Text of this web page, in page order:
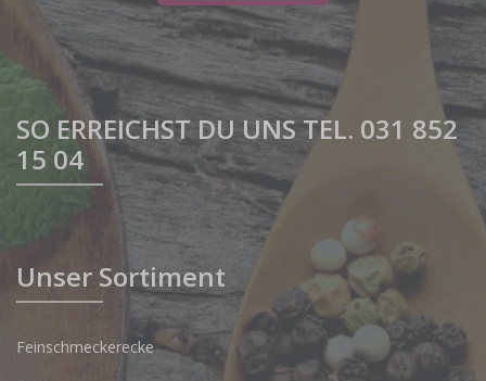
SO ERREICHST DU UNS TEL. 031 852
15 04
Unser Sortiment
Feinschmeckerecke